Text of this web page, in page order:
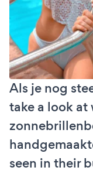
Als je nog
take a look at
seen in their